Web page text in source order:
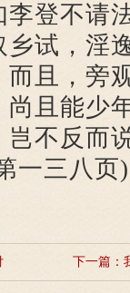
登不请
试，淫
且，旁
尚且能少
不反而
一三八页)
下一篇：